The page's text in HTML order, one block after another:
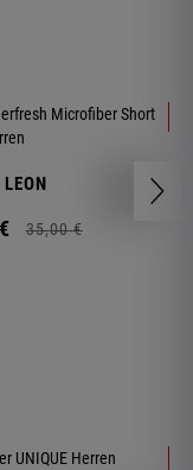
LEON
€ 35,00 €